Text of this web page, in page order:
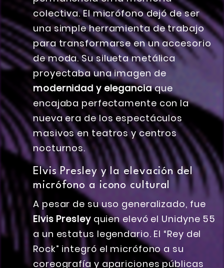
colectiva. El micrófono dejó de ser
una simple herramienta de trabajo
para transformarse en un accesorio
de moda. Su silueta metálica
proyectaba una imagen de
modernidad y eleganciaque
encajaba perfectamente con la
nueva era de los espectáculos
masivos en teatros y centros
nocturnos.
Elvis Presley y la elevación del
micrófono a icono cultural
A pesar de su uso generalizado, fue
Elvis Presleyquien elevó el Unidyne 55
a un estatus legendario. El “Rey del
Rock” integró el micrófono a su
coreografía y apariciones públicas